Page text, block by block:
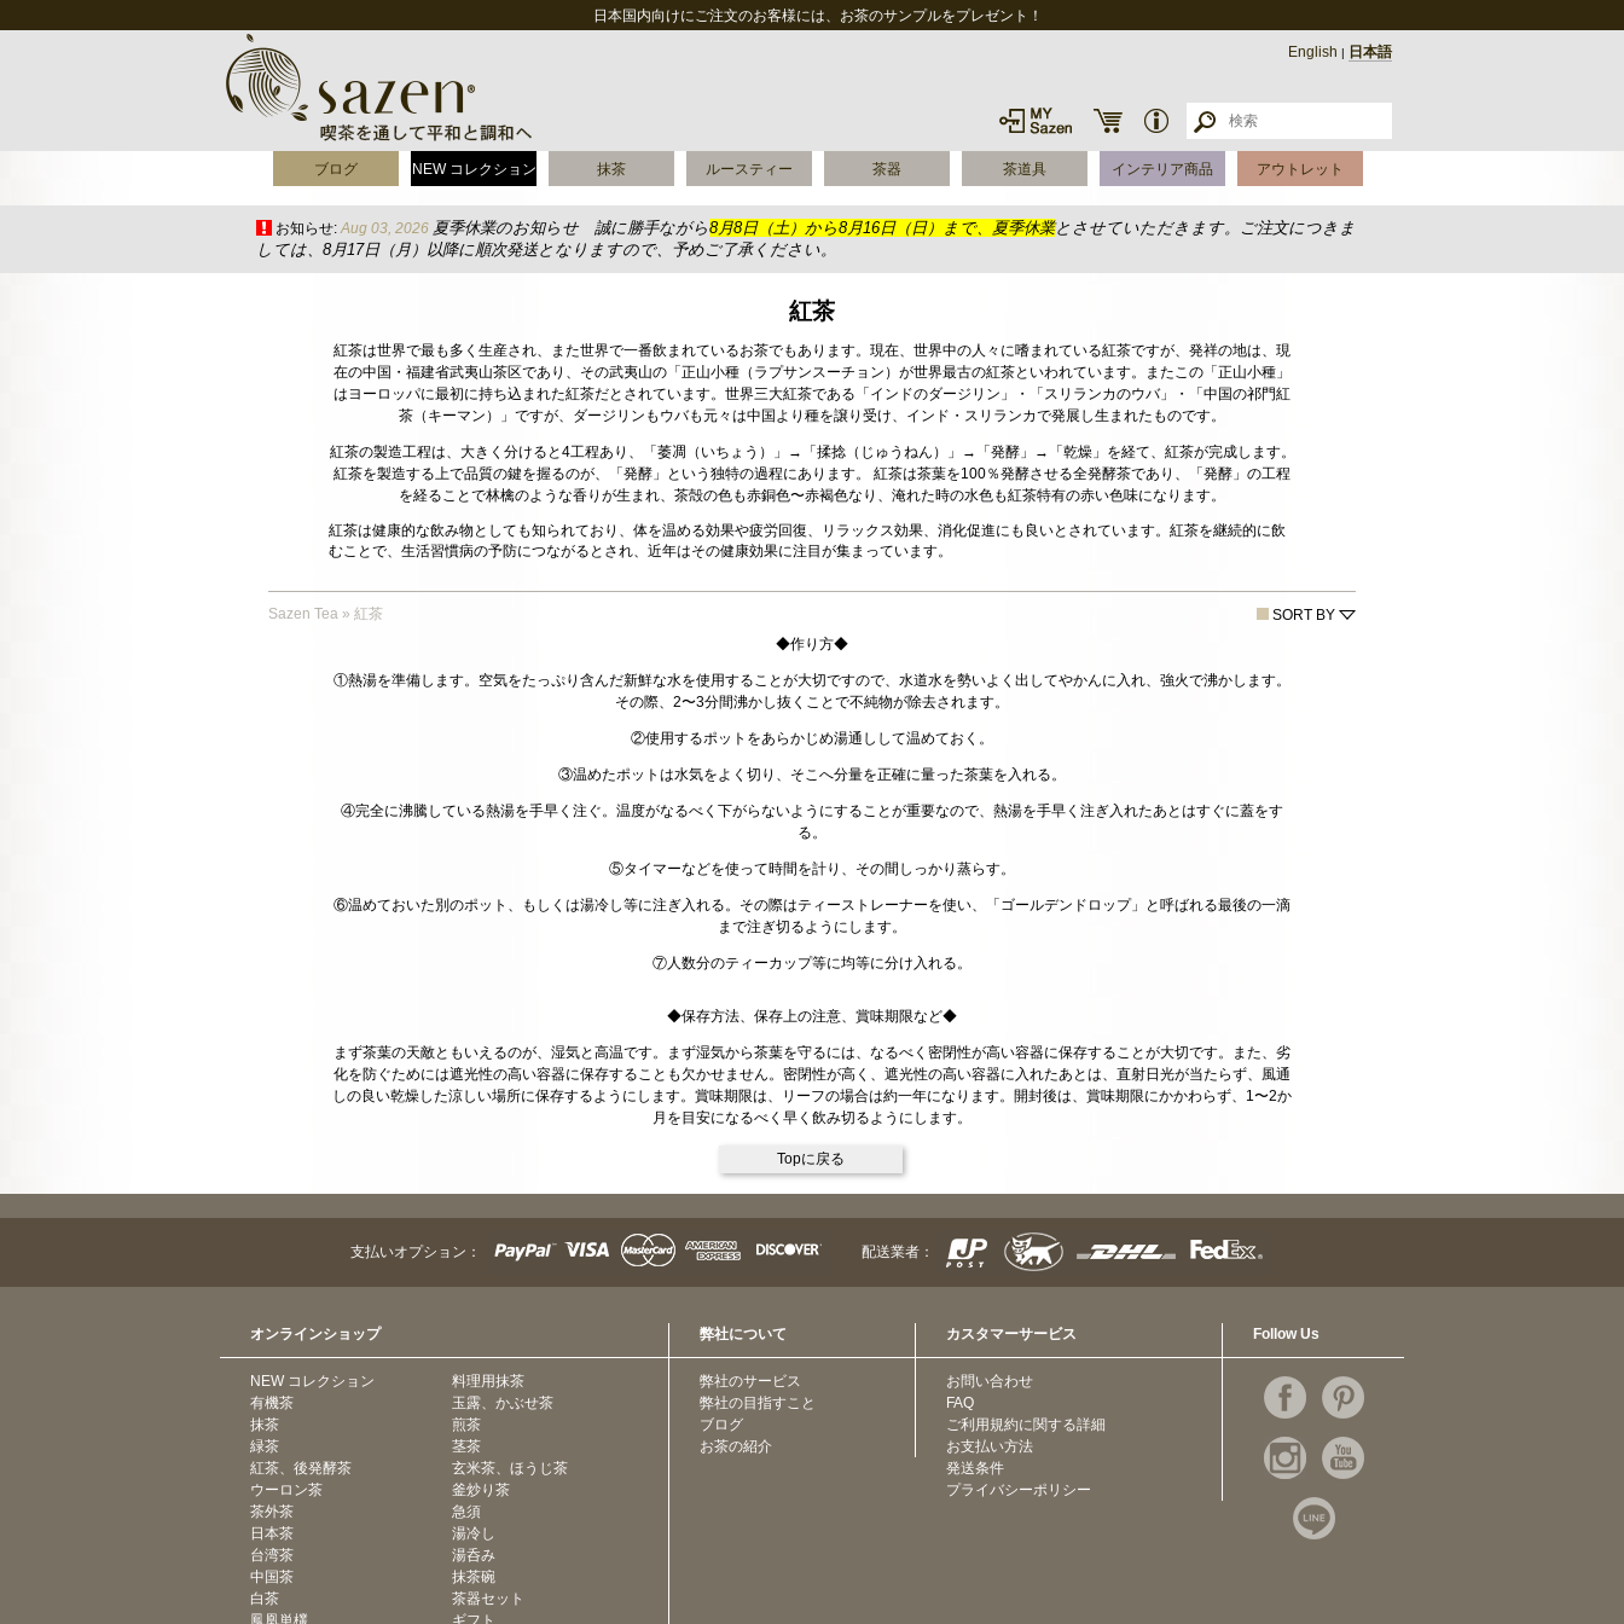
日本国内向けにご注文のお客様には、お茶のサンプルをプレゼント！
English | 日本語
ブログ NEW コレクション 抹茶 ルースティー 茶器 茶道具 インテリア商品 アウトレット
お知らせ: Aug 03, 2026 夏季休業のお知らせ 誠に勝手ながら8月8日（土）から8月16日（日）まで、夏季休業とさせていただきます。ご注文につきま
しては、8月17日（月）以降に順次発送となりますので、予めご了承ください。
紅茶
紅茶は世界で最も多く生産され、また世界で一番飲まれているお茶でもあります。現在、世界中の人々に嗜まれている紅茶ですが、発祥の地は、現
在の中国・福建省武夷山茶区であり、その武夷山の「正山小種（ラプサンスーチョン）が世界最古の紅茶といわれています。またこの「正山小種」
はヨーロッパに最初に持ち込まれた紅茶だとされています。世界三大紅茶である「インドのダージリン」・「スリランカのウバ」・「中国の祁門紅
茶（キーマン）」ですが、ダージリンもウバも元々は中国より種を譲り受け、インド・スリランカで発展し生まれたものです。
紅茶の製造工程は、大きく分けると4工程あり、「萎凋（いちょう）」→「揉捻（じゅうねん）」→「発酵」→「乾燥」を経て、紅茶が完成します。
紅茶を製造する上で品質の鍵を握るのが、「発酵」という独特の過程にあります。 紅茶は茶葉を100％発酵させる全発酵茶であり、「発酵」の工程
を経ることで林檎のような香りが生まれ、茶殻の色も赤銅色〜赤褐色なり、淹れた時の水色も紅茶特有の赤い色味になります。
紅茶は健康的な飲み物としても知られており、体を温める効果や疲労回復、リラックス効果、消化促進にも良いとされています。紅茶を継続的に飲
むことで、生活習慣病の予防につながるとされ、近年はその健康効果に注目が集まっています。
Sazen Tea » 紅茶
SORT BY
◆作り方◆
①熱湯を準備します。空気をたっぷり含んだ新鮮な水を使用することが大切ですので、水道水を勢いよく出してやかんに入れ、強火で沸かします。
その際、2〜3分間沸かし抜くことで不純物が除去されます。
②使用するポットをあらかじめ湯通しして温めておく。
③温めたポットは水気をよく切り、そこへ分量を正確に量った茶葉を入れる。
④完全に沸騰している熱湯を手早く注ぐ。温度がなるべく下がらないようにすることが重要なので、熱湯を手早く注ぎ入れたあとはすぐに蓋をす
る。
⑤タイマーなどを使って時間を計り、その間しっかり蒸らす。
⑥温めておいた別のポット、もしくは湯冷し等に注ぎ入れる。その際はティーストレーナーを使い、「ゴールデンドロップ」と呼ばれる最後の一滴
まで注ぎ切るようにします。
⑦人数分のティーカップ等に均等に分け入れる。
◆保存方法、保存上の注意、賞味期限など◆
まず茶葉の天敵ともいえるのが、湿気と高温です。まず湿気から茶葉を守るには、なるべく密閉性が高い容器に保存することが大切です。また、劣
化を防ぐためには遮光性の高い容器に保存することも欠かせません。密閉性が高く、遮光性の高い容器に入れたあとは、直射日光が当たらず、風通
しの良い乾燥した涼しい場所に保存するようにします。賞味期限は、リーフの場合は約一年になります。開封後は、賞味期限にかかわらず、1〜2か
月を目安になるべく早く飲み切るようにします。
Topに戻る
支払いオプション： 配送業者：
オンラインショップ
NEW コレクション
有機茶
抹茶
緑茶
紅茶、後発酵茶
ウーロン茶
茶外茶
日本茶
台湾茶
中国茶
白茶
鳳凰単欉
料理用抹茶
玉露、かぶせ茶
煎茶
茎茶
玄米茶、ほうじ茶
釜炒り茶
急須
湯冷し
湯呑み
抹茶碗
茶器セット
ギフト
弊社について
弊社のサービス
弊社の目指すこと
ブログ
お茶の紹介
カスタマーサービス
お問い合わせ
FAQ
ご利用規約に関する詳細
お支払い方法
発送条件
プライバシーポリシー
Follow Us